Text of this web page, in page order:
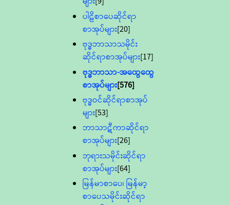
ပါဠိစာပေဆိုင်ရာ
စာအုပ်များ[20]
ဗုဒ္ဓဘာသာသမိုင်း
ဆိုင်ရာစာအုပ်များ[17]
ဗုဒ္ဓဘာသာ-အထွေထွေ
စာအုပ်များ[576]
ဗုဒ္ဓဝင်ဆိုင်ရာစာအုပ်
များ[53]
ဘာသာဋီကာဆိုင်ရာ
စာအုပ်များ[26]
ဘုရားသမိုင်းဆိုင်ရာ
စာအုပ်များ[64]
မြန်မာစာပေ၊ မြန်မာ့
စာပေသမိုင်းဆိုင်ရာ